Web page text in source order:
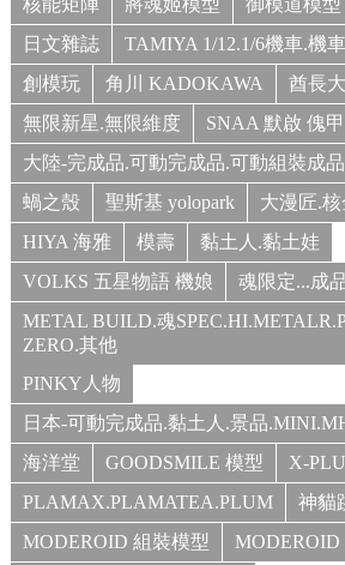
核能矩陣
將魂姬模型 御模道模型
日文雜誌
TAMIYA 1/12.1/6機車.機
創模玩
角川 KADOKAWA 酋長
無限新星.無限維度
SNAA 默啟 傀
大陸-完成品.可動完成品.可動組裝成品
蝸之殼
聖斯基 yolopark
大漫匠.
HIYA 海雅
模壽
黏土人.黏土娃
VOLKS 五星物語 機娘
魂限定...成
METAL BUILD.魂
ZERO.其他
PINKY人物
日本-可動完成品.黏土人.景品
海洋堂
GOODSMILE 模型
X-
PLAMAX.PLAMATEA.PLUM
神貓
MODEROID 組裝模型
MODEROID